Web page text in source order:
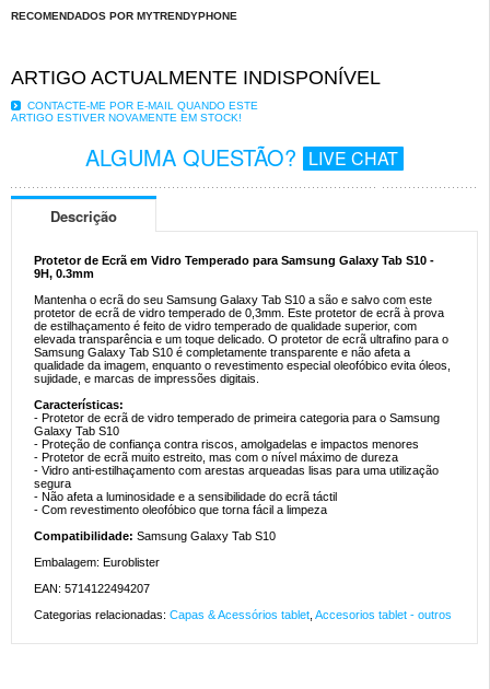
RECOMENDADOS POR MYTRENDYPHONE
ARTIGO ACTUALMENTE INDISPONÍVEL
CONTACTE-ME POR E-MAIL QUANDO ESTE
ARTIGO ESTIVER NOVAMENTE EM STOCK!
ALGUMA QUESTÃO? LIVE CHAT
Descrição
Protetor de Ecrã em Vidro Temperado para Samsung Galaxy Tab S10 -
9H, 0.3mm
Mantenha o ecrã do seu Samsung Galaxy Tab S10 a são e salvo com este
protetor de ecrã de vidro temperado de 0,3mm. Este protetor de ecrã à prova
de estilhaçamento é feito de vidro temperado de qualidade superior, com
elevada transparência e um toque delicado. O protetor de ecrã ultrafino para o
Samsung Galaxy Tab S10 é completamente transparente e não afeta a
qualidade da imagem, enquanto o revestimento especial oleofóbico evita óleos,
sujidade, e marcas de impressões digitais.
Características:
- Protetor de ecrã de vidro temperado de primeira categoria para o Samsung
Galaxy Tab S10
- Proteção de confiança contra riscos, amolgadelas e impactos menores
- Protetor de ecrã muito estreito, mas com o nível máximo de dureza
- Vidro anti-estilhaçamento com arestas arqueadas lisas para uma utilização
segura
- Não afeta a luminosidade e a sensibilidade do ecrã táctil
- Com revestimento oleofóbico que torna fácil a limpeza
Compatibilidade: Samsung Galaxy Tab S10
Embalagem: Euroblister
EAN: 5714122494207
Categorias relacionadas: Capas & Acessórios tablet Accesorios tablet - outros